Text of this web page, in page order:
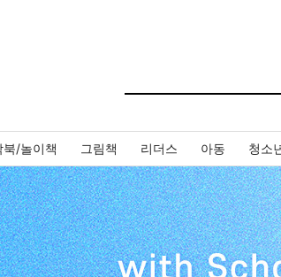
북/놀이책 그림책 리더스 아동 청소